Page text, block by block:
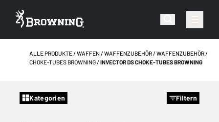
ALLE PRODUKTE WAFFEN WAFFENZUBEHÖR
WAFFENZUBEHÖR
CHOKE-TUBES BROWNING
INVECTOR DS CHOKE-TUBES BROWNING
Kategorien Filtern